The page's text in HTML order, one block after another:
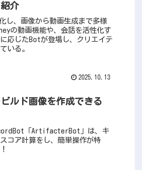
介
し、画像から動画生成まで多様
の動画機能や、会話を活性化す
応じたBotが登場し、クリエイテ
いる。
2025.10.13
ルド画像を作成できる
「ArtifacterBot」は、キ
コア計算をし、簡単操作が特